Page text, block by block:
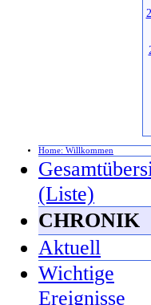
Home: Willkommen
(Liste)
CHRONIK
Aktuell
Wichtige
Ereignisse